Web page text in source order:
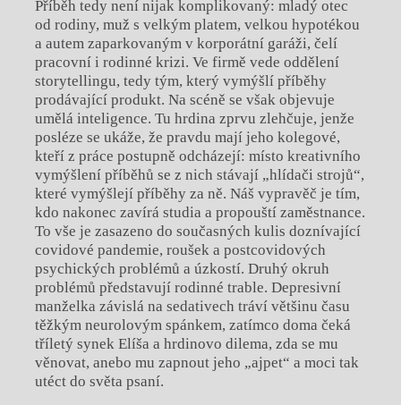
Příběh tedy není nijak komplikovaný: mladý otec
od rodiny, muž s velkým platem, velkou hypotékou
a autem zaparkovaným v korporátní garáži, čelí
pracovní i rodinné krizi. Ve firmě vede oddělení
storytellingu, tedy tým, který vymýšlí příběhy
prodávající produkt. Na scéně se však objevuje
umělá inteligence. Tu hrdina zprvu zlehčuje, jenže
posléze se ukáže, že pravdu mají jeho kolegové,
kteří z práce postupně odcházejí: místo kreativního
vymýšlení příběhů se z nich stávají „hlídači strojů“,
které vymýšlejí příběhy za ně. Náš vypravěč je tím,
kdo nakonec zavírá studia a propouští zaměstnance.
To vše je zasazeno do současných kulis doznívající
covidové pandemie, roušek a postcovidových
psychických problémů a úzkostí. Druhý okruh
problémů představují rodinné trable. Depresivní
manželka závislá na sedativech tráví většinu času
těžkým neurolovým spánkem, zatímco doma čeká
tříletý synek Elíša a hrdinovo dilema, zda se mu
věnovat, anebo mu zapnout jeho „ajpet“ a moci tak
utéct do světa psaní.